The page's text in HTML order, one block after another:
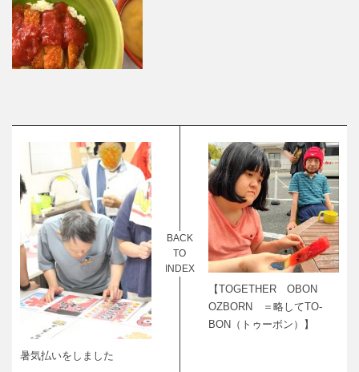
暑気払いをしました
BACK
TO
INDEX
【TOGETHER OBON
OZBORN ＝略してTO-
BON（トゥーボン）】